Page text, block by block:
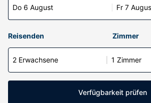
Do 6 August Fr 7
Reisenden Zimmer
2 Erwachsene 1 Zimmer
Verfügbarkeit prüfen